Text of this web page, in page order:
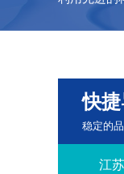
快
稳定的
江